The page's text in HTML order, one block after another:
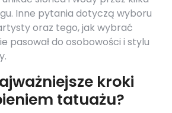
Inne pytania dotyczą wyboru
oraz tego, jak wybrać
pasował do osobowości i stylu
kroki
tatuażu?